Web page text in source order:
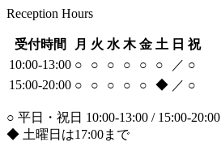
Reception Hours
受付時間 月 火 水 木 金 土 日 祝
10:00-13:00 ○ ○ ○ ○ ○ ○ ／ ○
15:00-20:00 ○ ○ ○ ○ ○ ◆ ／ ○
○ 平日・祝日 10:00-13:00 / 15:00-20:00
◆ 土曜日は17:00まで